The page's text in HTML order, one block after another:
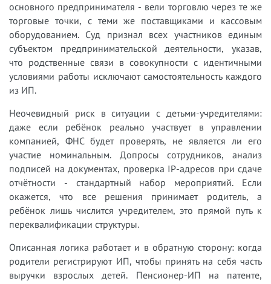
основного предпринимателя - вели торговлю через те же
торговые точки, с теми же поставщиками и кассовым
оборудованием. Суд признал всех участников единым
субъектом предпринимательской деятельности, указав,
что родственные связи в совокупности с идентичными
условиями работы исключают самостоятельность каждого
из ИП.
Неочевидный риск в ситуации с детьми-учредителями:
даже если ребёнок реально участвует в управлении
компанией, ФНС будет проверять, не является ли его
участие номинальным. Допросы сотрудников, анализ
подписей на документах, проверка IP-адресов при сдаче
отчётности - стандартный набор мероприятий. Если
окажется, что все решения принимает родитель, а
ребёнок лишь числится учредителем, это прямой путь к
переквалификации структуры.
Описанная логика работает и в обратную сторону: когда
родители регистрируют ИП, чтобы принять на себя часть
выручки взрослых детей. Пенсионер-ИП на патенте,